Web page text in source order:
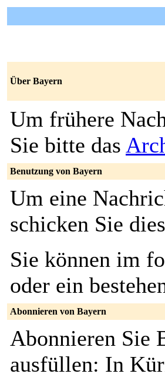
Über Bayern
Um frühere
Sie bitte das
Benutzung von Bayern
Um eine
schicken Sie
Sie können im
oder ein
Abonnieren von Bayern
Abonnieren Sie
ausfüllen: In